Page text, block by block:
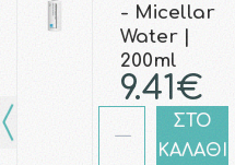
- Micellar
Water |
200ml
9.41€
ΣΤΟ
ΚΑΛΑΘΙ